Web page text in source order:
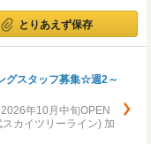
とりあえず保存
グスタッフ募集☆週2～
年10月中旬OPEN
カイツリーライン) 加